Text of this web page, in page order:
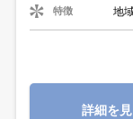
特徴 地
詳細を